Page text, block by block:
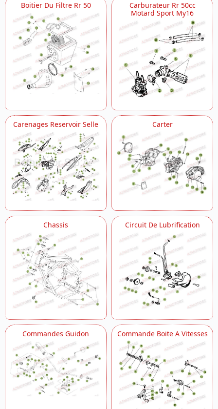
Boitier Du Filtre Rr 50
Carburateur Rr 50cc
Motard Sport My16
Carenages Reservoir Selle Carter
Chassis Circuit De Lubrification
Commandes Guidon Commande Boite A Vitesses